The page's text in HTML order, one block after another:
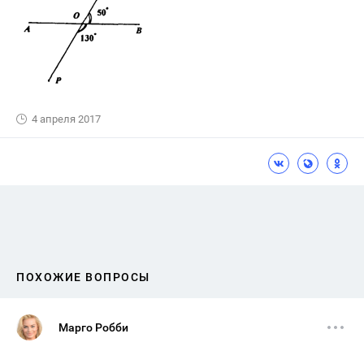
4 апреля 2017
ПОХОЖИЕ ВОПРОСЫ
Марго Робби